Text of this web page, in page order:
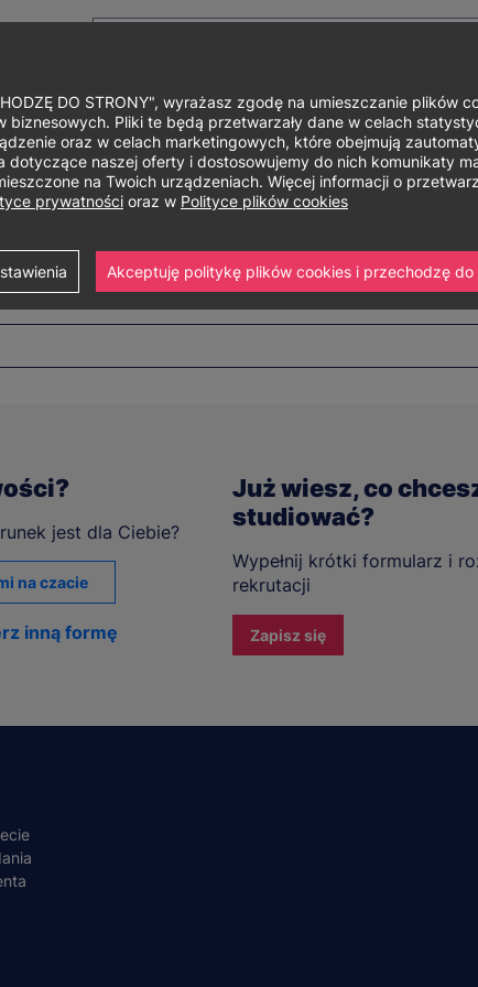
Główne
menu
O uniwersytecie Studia i szkolenia Nauka i
jest dla Ciebie?
na czacie
inną formę
Już wiesz, co
studiować?
Wypełnij krótki formularz i
rekrutacji
Zapisz się
DO STRONY", wyrażasz zgodę na umieszczanie
Pliki te będą przetwarzały dane w celach
oraz w celach marketingowych, które obejmują
naszej oferty i dostosowujemy do nich komunikaty
na Twoich urządzeniach. Więcej informacji o
prywatności oraz w Polityce plików cookies
Akceptuję politykę plików cookies i przechodzę do